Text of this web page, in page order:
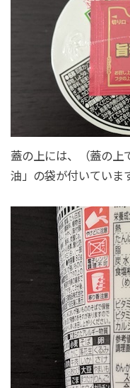
蓋の上には、（蓋の上
油」の袋が付いています